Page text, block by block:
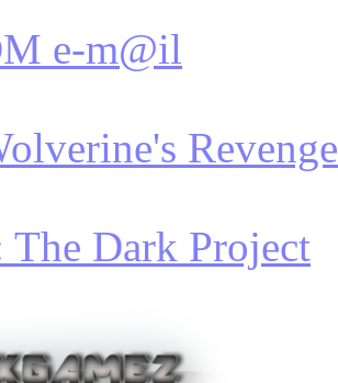
e-m@il
Revenge
Dark Project